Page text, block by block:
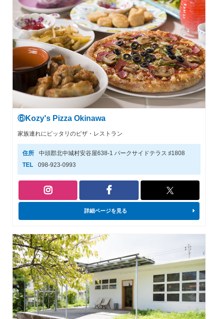
⑥Kozy's Pizza Okinawa
家族連れにピッタリのピザ・レストラン
住所
中頭郡北中城村安谷屋638-1 パークサイドテラス ♯1808
TEL
098-923-0993
詳細ページを見る